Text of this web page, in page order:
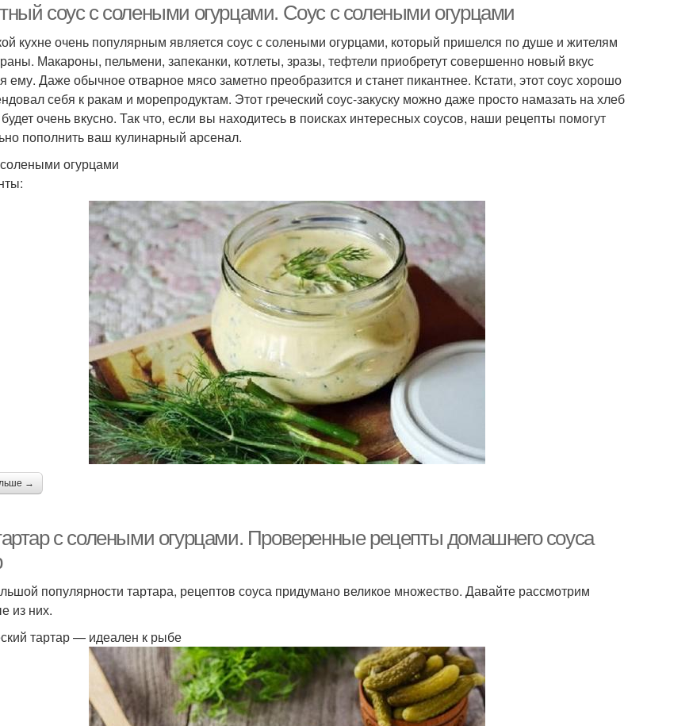
соус с солеными огурцами. Соус с солеными огурцами
кухне очень популярным является соус с солеными огурцами, который пришелся по душе и жителям
Макароны, пельмени, запеканки, котлеты, зразы, тефтели приобретут совершенно новый вкус
ему. Даже обычное отварное мясо заметно преобразится и станет пикантнее. Кстати, этот соус хорошо
себя к ракам и морепродуктам. Этот греческий соус-закуску можно даже просто намазать на хлеб
очень вкусно. Так что, если вы находитесь в поисках интересных соусов, наши рецепты помогут
пополнить ваш кулинарный арсенал.
огурцами
→
с солеными огурцами. Проверенные рецепты домашнего соуса
популярности тартара, рецептов соуса придумано великое множество. Давайте рассмотрим
из них.
тартар — идеален к рыбе